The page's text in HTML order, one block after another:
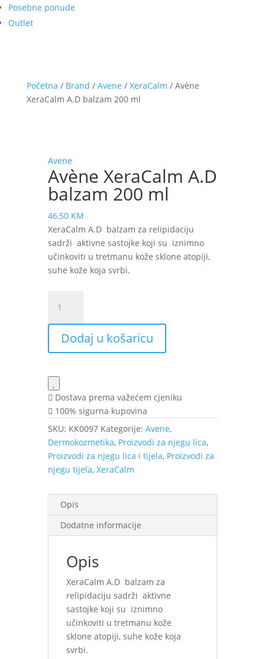
Posebne ponude
Outlet
Početna / Brand / Avene / XeraCalm / Avène
XeraCalm A.D balzam 200 ml
Avene
Avène XeraCalm A.D
balzam 200 ml
46,50 KM
XeraCalm A.D balzam za relipidaciju
sadrži aktivne sastojke koji su iznimno
učinkoviti u tretmanu kože sklone atopiji,
suhe kože koja svrbi.
XeraCalm
A.D
balzam
200
količina
Dodaj u košaricu
Dostava prema važećem cjeniku
100% sigurna kupovina
SKU: KK0097 Kategorije: Avene,
Dermokozmetika, Proizvodi za njegu lica,
Proizvodi za njegu lica i tijela, Proizvodi za
njegu tijela, XeraCalm
Opis
Dodatne informacije
Opis
XeraCalm A.D balzam za
relipidaciju sadrži aktivne
sastojke koji su iznimno
učinkoviti u tretmanu kože
sklone atopiji, suhe kože koja
svrbi.